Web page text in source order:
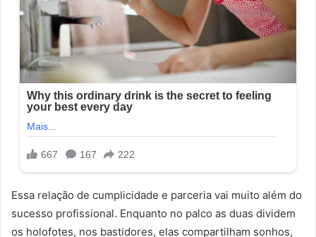
Essa relação de cumplicidade e parceria vai muito além do
sucesso profissional. Enquanto no palco as duas dividem
os holofotes, nos bastidores, elas compartilham sonhos,